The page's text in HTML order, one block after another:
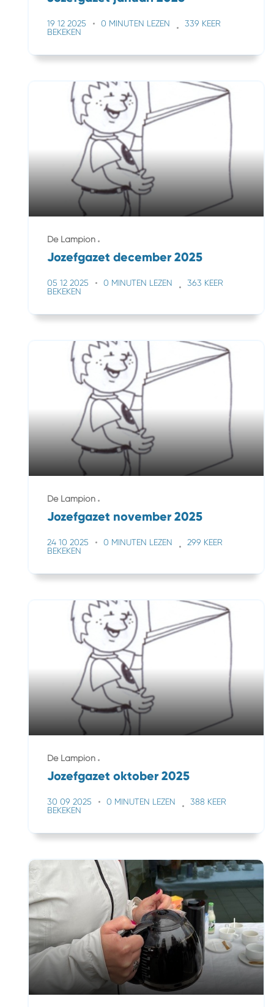
19 12 2025 0 MINUTEN LEZEN
339 KEER
BEKEKEN
De Lampion
Jozefgazet december 2025
05 12 2025 0 MINUTEN LEZEN
363 KEER
BEKEKEN
De Lampion
Jozefgazet november 2025
24 10 2025 0 MINUTEN LEZEN
299 KEER
BEKEKEN
De Lampion
Jozefgazet oktober 2025
30 09 2025 0 MINUTEN LEZEN
388 KEER
BEKEKEN